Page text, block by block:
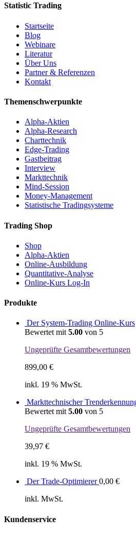
Statistic Trading
Startseite
Blog
Webinare
Literatur
Über Uns
Partner & Referenzen
Kontakt
Themenschwerpunkte
Alpha-Aktien
Alpha-Research
Charttechnik
Edge-Trading
Gastbeitrag
Interview
Markttechnik
Mind-Session
Money-Management
Statistische Tradingsysteme
Trading Shop
Shop
Alpha-Aktien
Online-Ausbildung
Quantitative-Analyse
Online-Kurs Log-In
Produkte
Der System-Trading Online-Kurs
Bewertet mit 5.00 von 5
Ungeprüfte Gesamtbewertungen
899,00 €
inkl. 19 % MwSt.
Markttechnischer
Bewertet mit 5.00 von 5
Ungeprüfte Gesamtbewertungen
39,97 €
inkl. 19 % MwSt.
Der Trade-Optimierer 0,00 €
inkl. MwSt.
Kundenservice